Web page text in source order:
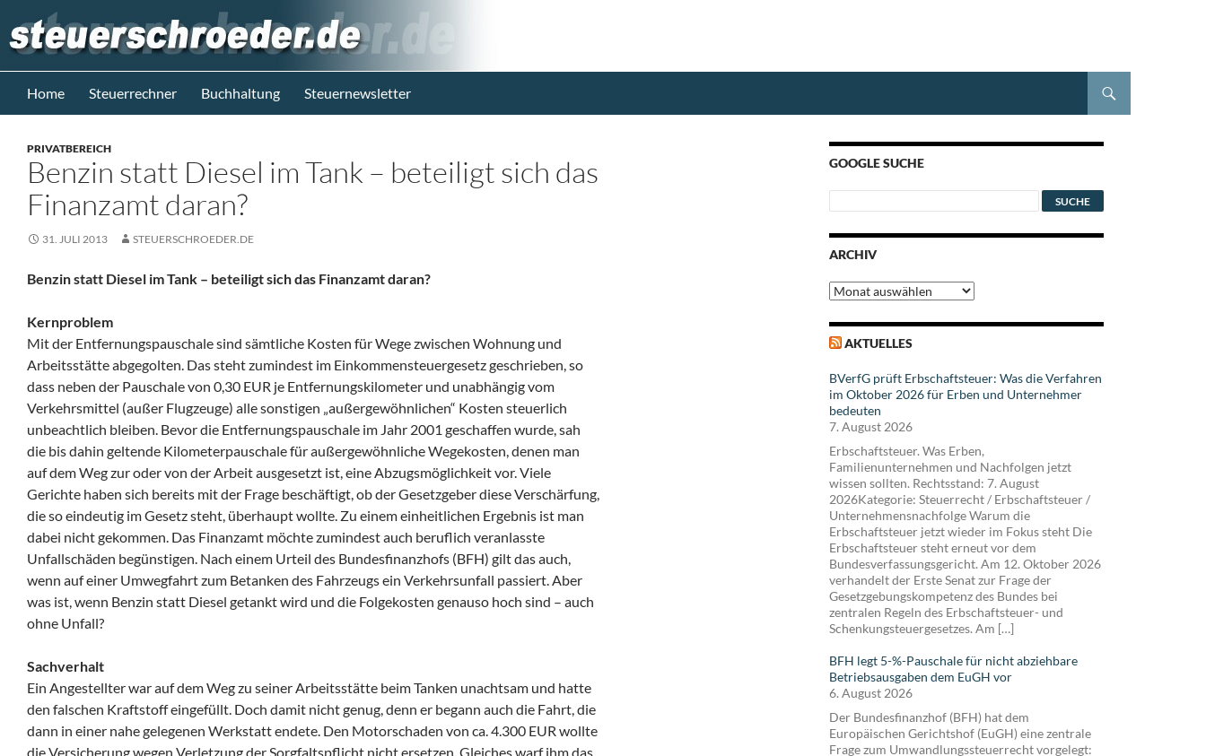
Inhalt
springen
Steuerblog www.steuerschroeder.de
Home Steuerrechner Buchhaltung Steuernewsletter
PRIVATBEREICH
Benzin statt Diesel im Tank – beteiligt sich das
Finanzamt daran?
31. JULI 2013 STEUERSCHROEDER.DE
Benzin statt Diesel im Tank – beteiligt sich das Finanzamt daran?
Kernproblem
Mit der Entfernungspauschale sind sämtliche Kosten für Wege zwischen Wohnung und
Arbeitsstätte abgegolten. Das steht zumindest im Einkommensteuergesetz geschrieben, so
dass neben der Pauschale von 0,30 EUR je Entfernungskilometer und unabhängig vom
Verkehrsmittel (außer Flugzeuge) alle sonstigen „außergewöhnlichen“ Kosten steuerlich
unbeachtlich bleiben. Bevor die Entfernungspauschale im Jahr 2001 geschaffen wurde, sah
die bis dahin geltende Kilometerpauschale für außergewöhnliche Wegekosten, denen man
auf dem Weg zur oder von der Arbeit ausgesetzt ist, eine Abzugsmöglichkeit vor. Viele
Gerichte haben sich bereits mit der Frage beschäftigt, ob der Gesetzgeber diese Verschärfung,
die so eindeutig im Gesetz steht, überhaupt wollte. Zu einem einheitlichen Ergebnis ist man
dabei nicht gekommen. Das Finanzamt möchte zumindest auch beruflich veranlasste
Unfallschäden begünstigen. Nach einem Urteil des Bundesfinanzhofs (BFH) gilt das auch,
wenn auf einer Umwegfahrt zum Betanken des Fahrzeugs ein Verkehrsunfall passiert. Aber
was ist, wenn Benzin statt Diesel getankt wird und die Folgekosten genauso hoch sind – auch
ohne Unfall?
Sachverhalt
Ein Angestellter war auf dem Weg zu seiner Arbeitsstätte beim Tanken unachtsam und hatte
den falschen Kraftstoff eingefüllt. Doch damit nicht genug, denn er begann auch die Fahrt, die
dann in einer nahe gelegenen Werkstatt endete. Den Motorschaden von ca. 4.300 EUR wollte
die Versicherung wegen Verletzung der Sorgfaltspflicht nicht ersetzen. Gleiches warf ihm das
GOOGLE SUCHE
ARCHIV
Archiv
AKTUELLES
BVerfG prüft Erbschaftsteuer: Was die Verfahren
im Oktober 2026 für Erben und Unternehmer
bedeuten
7. August 2026
Erbschaftsteuer. Was Erben,
Familienunternehmen und Nachfolgen jetzt
wissen sollten. Rechtsstand: 7. August
2026Kategorie: Steuerrecht / Erbschaftsteuer /
Unternehmensnachfolge Warum die
Erbschaftsteuer jetzt wieder im Fokus steht Die
Erbschaftsteuer steht erneut vor dem
Bundesverfassungsgericht. Am 12. Oktober 2026
verhandelt der Erste Senat zur Frage der
Gesetzgebungskompetenz des Bundes bei
zentralen Regeln des Erbschaftsteuer- und
Schenkungsteuergesetzes. Am […]
BFH legt 5-%-Pauschale für nicht abziehbare
Betriebsausgaben dem EuGH vor
6. August 2026
Der Bundesfinanzhof (BFH) hat dem
Europäischen Gerichtshof (EuGH) eine zentrale
Frage zum Umwandlungssteuerrecht vorgelegt:
Steuerberater
M. Schröder
Berlin